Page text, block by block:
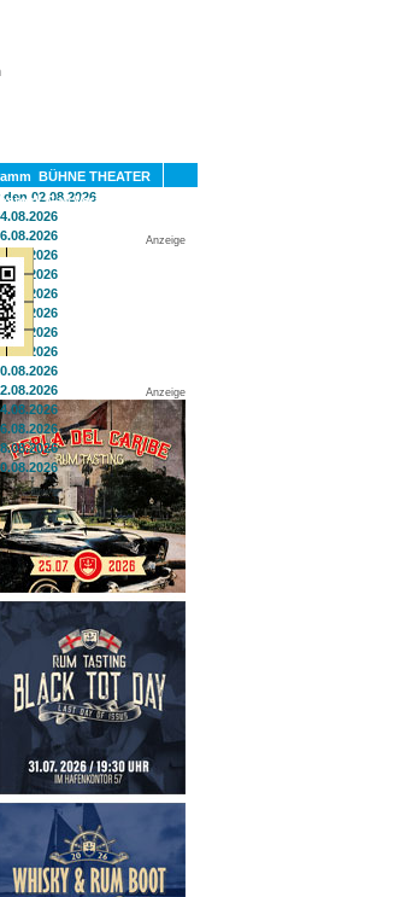
BÜHNE THEATER
Anzeige
Anzeige